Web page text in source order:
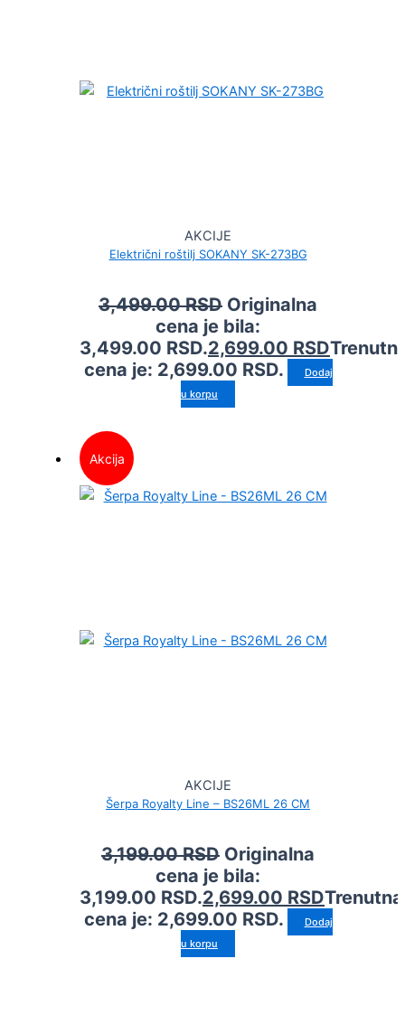
AKCIJE
Električni roštilj SOKANY SK-273BG
3,499.00RSD Originalna
cena je bila:
3,499.00 RSD.2,699.00 RSD
cena je: 2,699.00 RSD.
Dodaj
u korpu
Akcija
AKCIJE
Šerpa Royalty Line – BS26ML 26 CM
3,199.00RSD Originalna
cena je bila:
3,199.00 RSD.2,699.00 RSDTrenutna
cena je: 2,699.00 RSD.
Dodaj
u korpu